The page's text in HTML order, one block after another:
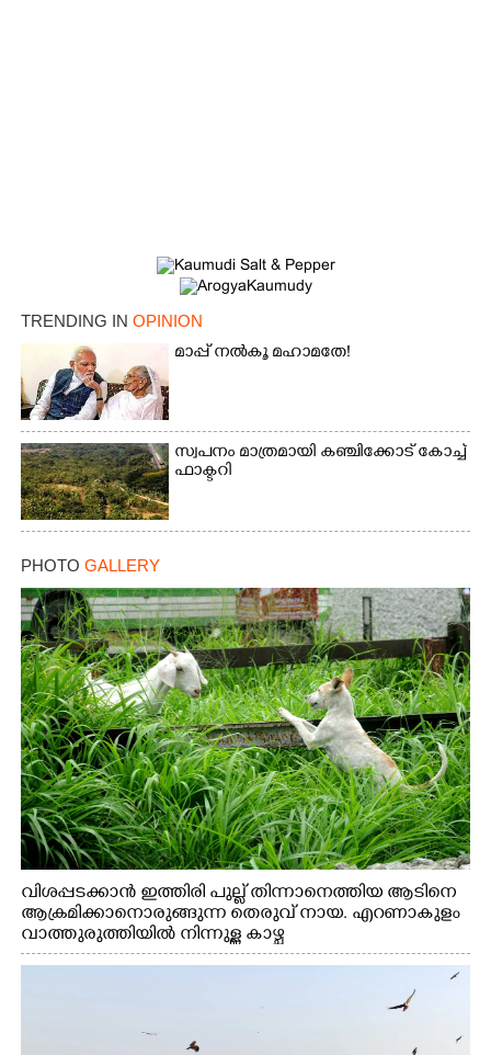
TRENDING IN OPINION
മാപ്പ് നൽകൂ മഹാമതേ!
സ്വപനം മാത്രമായി കഞ്ചിക്കോട് കോച്ച്
ഫാക്ടറി
PHOTO GALLERY
വിശപ്പടക്കാൻ ഇത്തിരി പുല്ല് തിന്നാനെത്തിയ ആടിനെ
ആക്രമിക്കാനൊരുങ്ങുന്ന തെരുവ് നായ. എറണാകുളം
വാത്തുരുത്തിയിൽ നിന്നുള്ള കാഴ്ച